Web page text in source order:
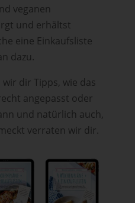
veganen
und erhältst
eine Einkaufsliste
dazu.
dir Tipps, wie das
angepasst oder
und natürlich auch,
verraten wir dir.